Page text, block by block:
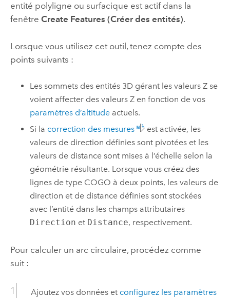
entité polyligne ou surfacique est actif dans la
fenêtre Create Features (Créer des entités).
Lorsque vous utilisez cet outil, tenez compte des
points suivants :
Les sommets des entités 3D gérant les valeurs Z se
voient affecter des valeurs Z en fonction de vos
paramètres d’altitude actuels.
Si la correction des mesures
est activée, les
valeurs de direction définies sont pivotées et les
valeurs de distance sont mises à l’échelle selon la
géométrie résultante. Lorsque vous créez des
lignes de type COGO à deux points, les valeurs de
direction et de distance définies sont stockées
avec l’entité dans les champs attributaires
Direction et Distance, respectivement.
Pour calculer un arc circulaire, procédez comme
suit :
Ajoutez vos données et configurez les paramètres